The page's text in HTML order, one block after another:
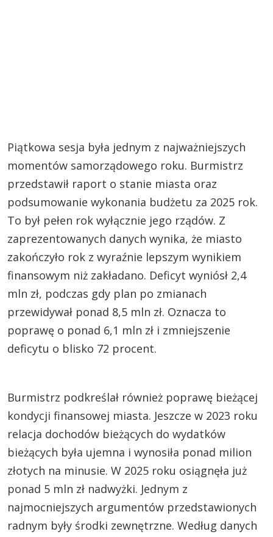
Piątkowa sesja była jednym z najważniejszych
momentów samorządowego roku. Burmistrz
przedstawił raport o stanie miasta oraz
podsumowanie wykonania budżetu za 2025 rok.
To był pełen rok wyłącznie jego rządów. Z
zaprezentowanych danych wynika, że miasto
zakończyło rok z wyraźnie lepszym wynikiem
finansowym niż zakładano. Deficyt wyniósł 2,4
mln zł, podczas gdy plan po zmianach
przewidywał ponad 8,5 mln zł. Oznacza to
poprawę o ponad 6,1 mln zł i zmniejszenie
deficytu o blisko 72 procent.
Burmistrz podkreślał również poprawę bieżącej
kondycji finansowej miasta. Jeszcze w 2023 roku
relacja dochodów bieżących do wydatków
bieżących była ujemna i wynosiła ponad milion
złotych na minusie. W 2025 roku osiągnęła już
ponad 5 mln zł nadwyżki. Jednym z
najmocniejszych argumentów przedstawionych
radnym były środki zewnętrzne. Według danych